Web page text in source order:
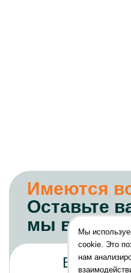
Имеются
Оставьте
мы вам
Мы
cookie. Это
нам